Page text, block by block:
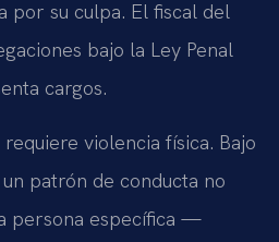
por su culpa. El fiscal del
bajo la Ley Penal
cargos.
violencia física. Bajo
patrón de conducta no
persona específica —